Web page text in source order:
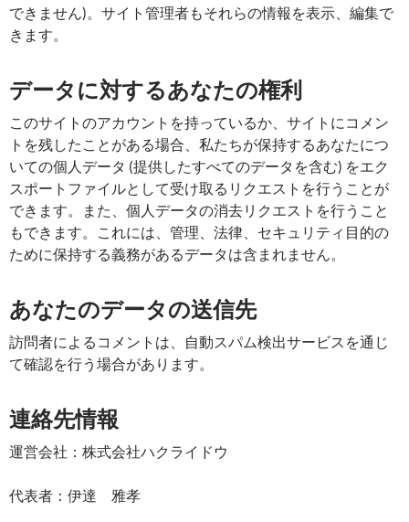
できません)。サイト管理者もそれらの情報を表示、編集で
きます。
データに対するあなたの権利
このサイトのアカウントを持っているか、サイトにコメン
トを残したことがある場合、私たちが保持するあなたにつ
いての個人データ (提供したすべてのデータを含む) をエク
スポートファイルとして受け取るリクエストを行うことが
できます。また、個人データの消去リクエストを行うこと
もできます。これには、管理、法律、セキュリティ目的の
ために保持する義務があるデータは含まれません。
あなたのデータの送信先
訪問者によるコメントは、自動スパム検出サービスを通じ
て確認を行う場合があります。
連絡先情報
運営会社：株式会社ハクライドウ
代表者：伊達 雅孝